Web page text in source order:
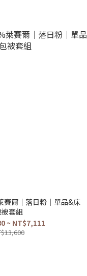
賽爾｜落日粉｜單品&床
套組
~ NT$7,111